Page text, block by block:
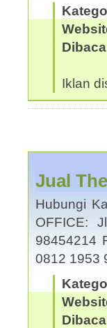
Dibaca
Iklan
Jual
Hubungi
OFFICE:
98454214
0812 1953
Dibaca